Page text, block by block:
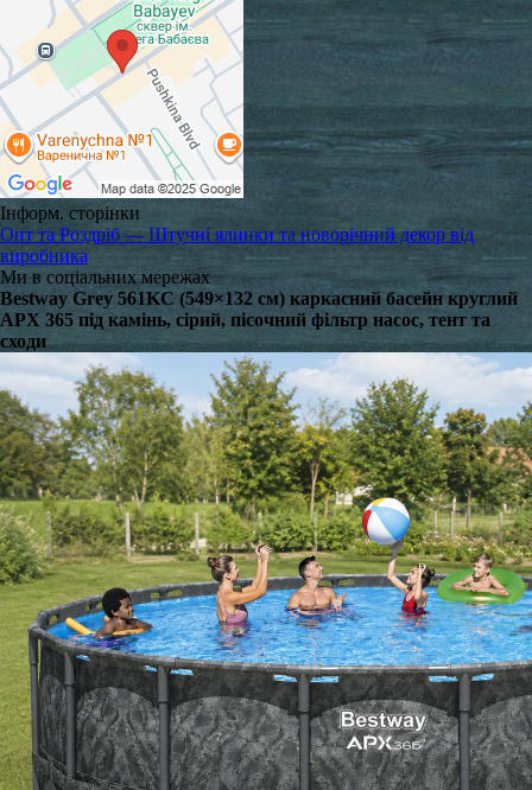
Інформ. сторінки
Опт та Роздріб — Штучні ялинки та новорічний декор від
виробника
Ми в соціальних мережах
Bestway Grey 561KC (549×132 см) каркасний басейн круглий
APX 365 під камінь, сірий, пісочний фільтр насос, тент та
сходи